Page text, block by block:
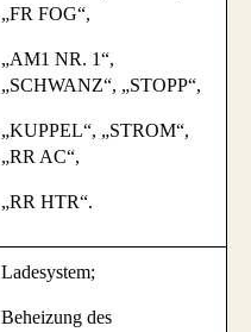
„FR FOG“,
„AM1 NR. 1“,
„SCHWANZ“, „STOPP“,
„KUPPEL“, „STROM“,
„RR AC“,
„RR HTR“.
Ladesystem;
Beheizung des